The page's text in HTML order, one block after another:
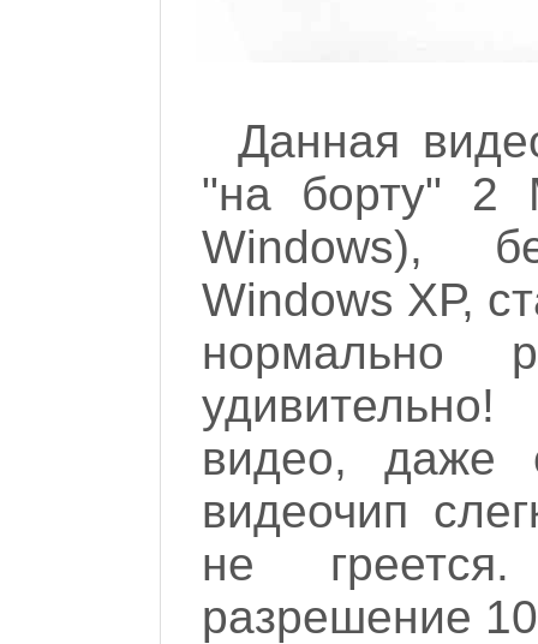
Данная
"на борту" 2
Windows),
Windows ХР,
нормально
видео, даже
видеочип
не
разрешение